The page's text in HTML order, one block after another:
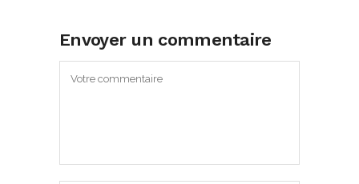
Envoyer un commentaire